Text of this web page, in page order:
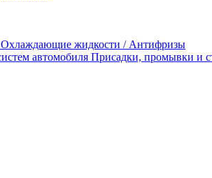
Охлаждающие жидкости / Антифризы
Присадки, промывки и